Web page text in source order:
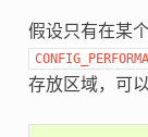
假设只有在某
存放区域，可